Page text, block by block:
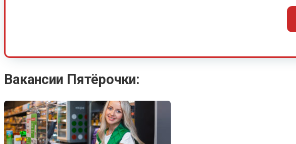
Вакансии Пятёрочки: